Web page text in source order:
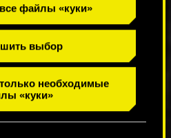
файлы «куки»
выбор
необходимые
«куки»
Radeon RX 7900 XTX.
память: 20
NVME.
Игровые
tracing low. Разрешение: